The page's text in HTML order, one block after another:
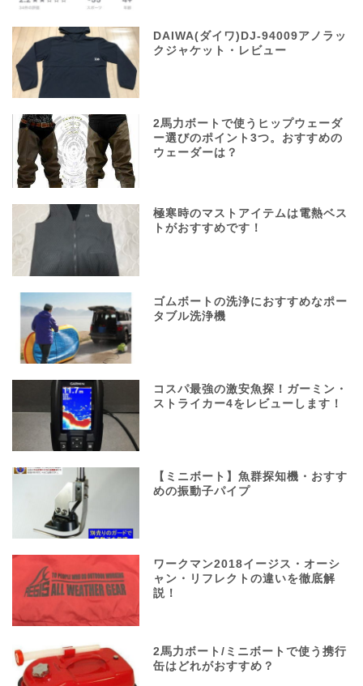
DAIWA(ダイワ)DJ-94009アノラッ
クジャケット・レビュー
2馬力ボートで使うヒップウェーダ
ー選びのポイント3つ。おすすめの
ウェーダーは？
極寒時のマストアイテムは電熱ベス
トがおすすめです！
ゴムボートの洗浄におすすめなポー
タブル洗浄機
コスパ最強の激安魚探！ガーミン・
ストライカー4をレビューします！
【ミニボート】魚群探知機・おすす
めの振動子パイプ
ワークマン2018イージス・オーシ
ャン・リフレクトの違いを徹底解
説！
2馬力ボート/ミニボートで使う携行
缶はどれがおすすめ？